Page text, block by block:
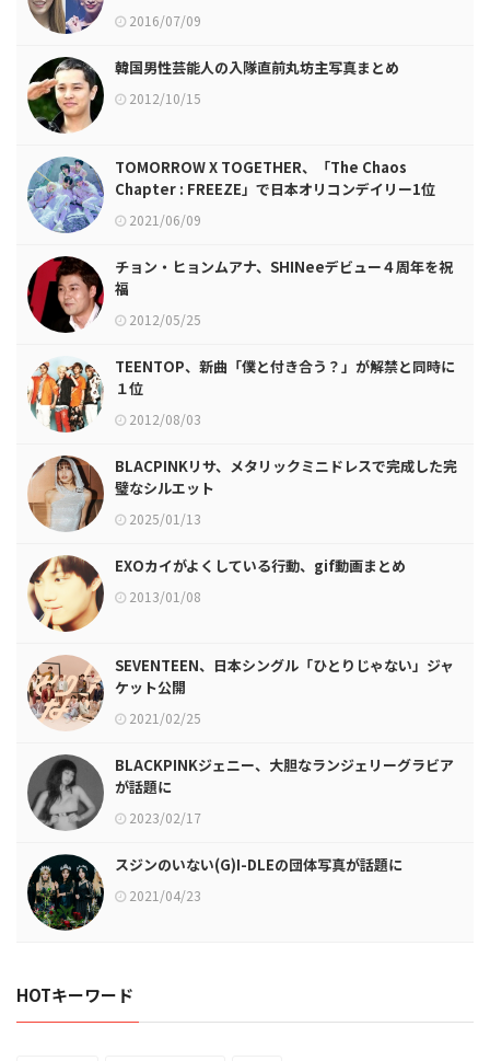
2016/07/09
韓国男性芸能人の入隊直前丸坊主写真まとめ
2012/10/15
TOMORROW X TOGETHER、「The Chaos
Chapter : FREEZE」で日本オリコンデイリー1位
2021/06/09
チョン・ヒョンムアナ、SHINeeデビュー４周年を祝
福
2012/05/25
TEENTOP、新曲「僕と付き合う？」が解禁と同時に
１位
2012/08/03
BLACPINKリサ、メタリックミニドレスで完成した完
璧なシルエット
2025/01/13
EXOカイがよくしている行動、gif動画まとめ
2013/01/08
SEVENTEEN、日本シングル「ひとりじゃない」ジャ
ケット公開
2021/02/25
BLACKPINKジェニー、大胆なランジェリーグラビア
が話題に
2023/02/17
スジンのいない(G)I-DLEの団体写真が話題に
2021/04/23
HOTキーワード